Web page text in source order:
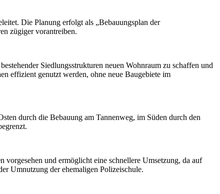
Die Planung erfolgt als „Bebauungsplan der
zügiger vorantreiben.
Siedlungsstrukturen neuen Wohnraum zu schaffen und
effizient genutzt werden, ohne neue Baugebiete im
durch die Bebauung am Tannenweg, im Süden durch den
und ermöglicht eine schnellere Umsetzung, da auf
Umnutzung der ehemaligen Polizeischule.